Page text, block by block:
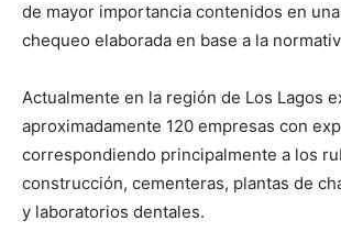
de mayor importancia contenidos en
chequeo elaborada en base a la
Actualmente en la región de Los Lagos
aproximadamente 120 empresas con
correspondiendo principalmente a los
construcción, cementeras, plantas de
y laboratorios dentales.